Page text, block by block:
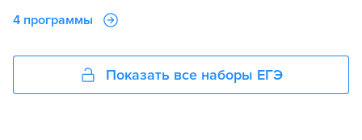
4 программы
Показать все наборы ЕГЭ